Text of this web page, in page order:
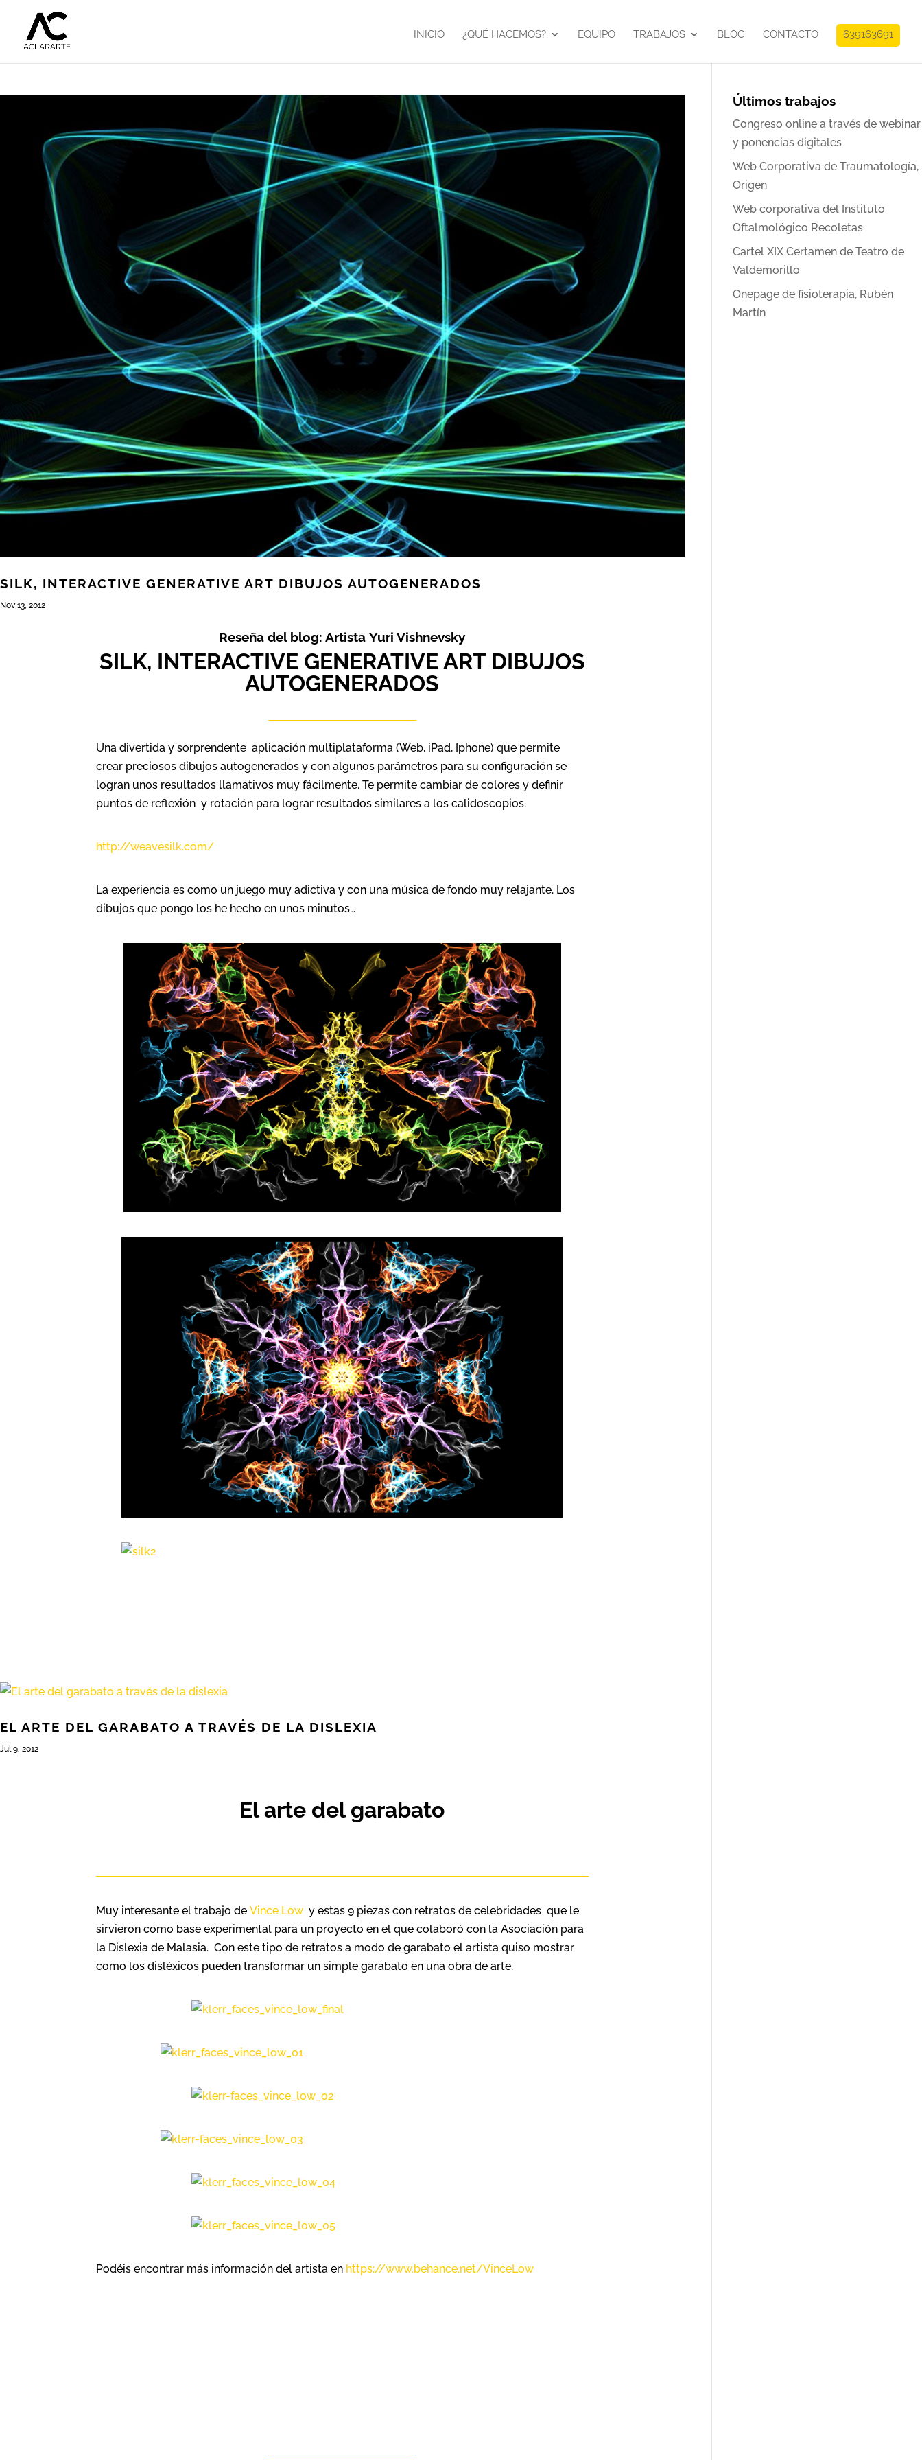
INICIO ¿QUÉ HACEMOS? EQUIPO TRABAJOS BLOG CONTACTO 639163691
SILK, INTERACTIVE GENERATIVE ART DIBUJOS AUTOGENERADOS
Nov 13, 2012
Reseña del blog: ArtistaYuri Vishnevsky
SILK, INTERACTIVE GENERATIVE ART DIBUJOS
AUTOGENERADOS
Una divertida y sorprendente aplicación multiplataforma (Web, iPad, Iphone) que permite
crear preciosos dibujos autogenerados y con algunos parámetros para su configuración se
logran unos resultados llamativos muy fácilmente. Te permite cambiar de colores y definir
puntos de reflexión y rotación para lograr resultados similares a los calidoscopios.
http://weavesilk.com/
La experiencia es como un juego muy adictiva y con una música de fondo muy relajante. Los
dibujos que pongo los he hecho en unos minutos…
EL ARTE DEL GARABATO A TRAVÉS DE LA DISLEXIA
Jul 9, 2012
El arte del garabato
Muy interesante el trabajo de Vince Lowy estas 9 piezas con retratos de celebridades que le
sirvieron como base experimental para un proyecto en el que colaboró con la Asociación para
la Dislexia de Malasia. Con este tipo de retratos a modo de garabato el artista quiso mostrar
como los disléxicos pueden transformar un simple garabato en una obra de arte.
Podéis encontrar más información del artista en https://www.behance.net/VinceLow
Últimos trabajos
Congreso online a través de webinar
y ponencias digitales
Web Corporativa de Traumatología,
Origen
Web corporativa del Instituto
Oftalmológico Recoletas
Cartel XIX Certamen de Teatro de
Valdemorillo
Onepage de fisioterapia, Rubén
Martín